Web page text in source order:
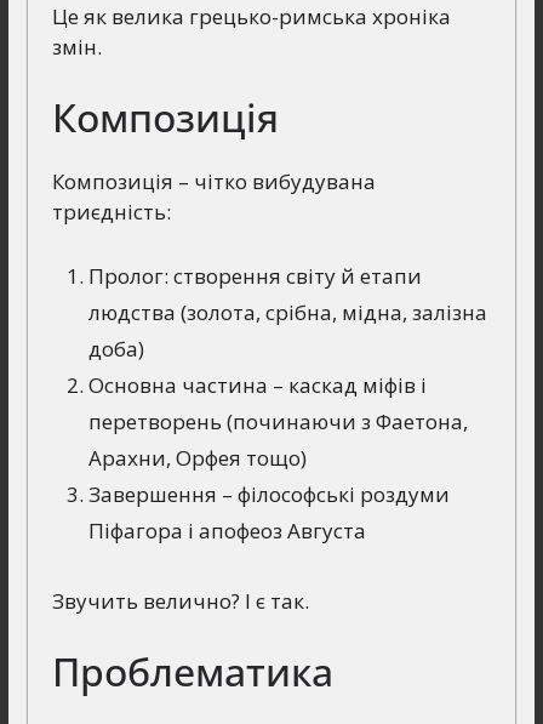
Це як велика грецько-римська хроніка
змін.
Композиція
Композиція – чітко вибудувана
триєдність:
Пролог: створення світу й етапи
людства (золота, срібна, мідна, залізна
доба)
Основна частина – каскад міфів і
перетворень (починаючи з Фаетона,
Арахни, Орфея тощо)
Завершення – філософські роздуми
Піфагора і апофеоз Августа
Звучить велично? І є так.
Проблематика